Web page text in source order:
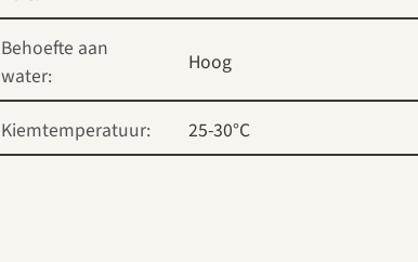
Behoefte aan
water:
Hoog
Kiemtemperatuur: 25-30°C